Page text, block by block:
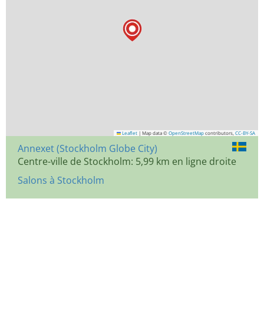
Leaflet | Map data © OpenStreetMap contributors, CC-BY-SA
Annexet (Stockholm Globe City)
Centre-ville de Stockholm: 5,99 km en ligne droite
Salons à Stockholm